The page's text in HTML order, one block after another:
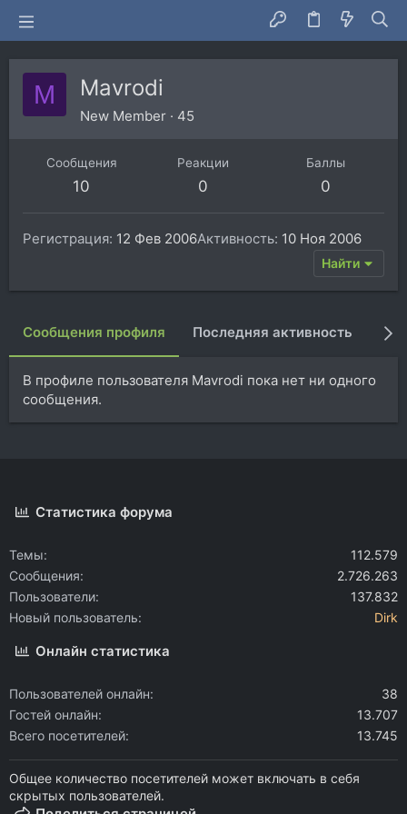
M Mavrodi
New Member · 45
Сообщения
10
Реакции
0
Баллы
0
Регистрация 12 Фев 2006Активность 10 Ноя 2006
Найти
Сообщения профиля Последняя активность
В профиле пользователя Mavrodi пока нет ни одного
сообщения.
Статистика форума
Темы
112.579
Сообщения
2.726.263
Пользователи
137.832
Новый пользователь
Dirk
Онлайн статистика
Пользователей онлайн
38
Гостей онлайн
13.707
Всего посетителей
13.745
Общее количество посетителей может включать в себя
скрытых пользователей.